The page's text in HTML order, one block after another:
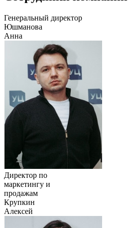
Генеральный директор
Юшманова
Анна
Директор по
маркетингу и
продажам
Крупкин
Алексей